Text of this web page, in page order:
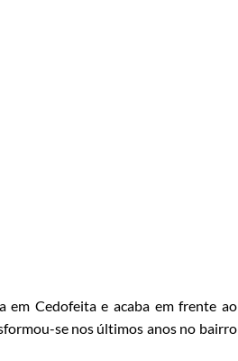
em Cedofeita e acaba em frente ao
se nos últimos anos no bairro